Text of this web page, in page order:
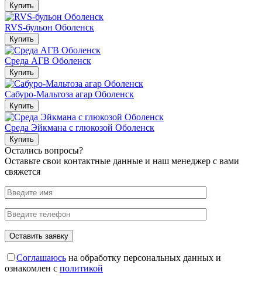
Купить
RVS-бульон Оболенск
Купить
Среда АГВ Оболенск
Купить
Сабуро-Мальтоза агар Оболенск
Купить
Среда Эйкмана с глюкозой Оболенск
Купить
Остались вопросы?
Оставьте свои контактные данные и наш менеджер с вами
свяжется
Соглашаюсь на обработку персональных данных и
ознакомлен с политикой